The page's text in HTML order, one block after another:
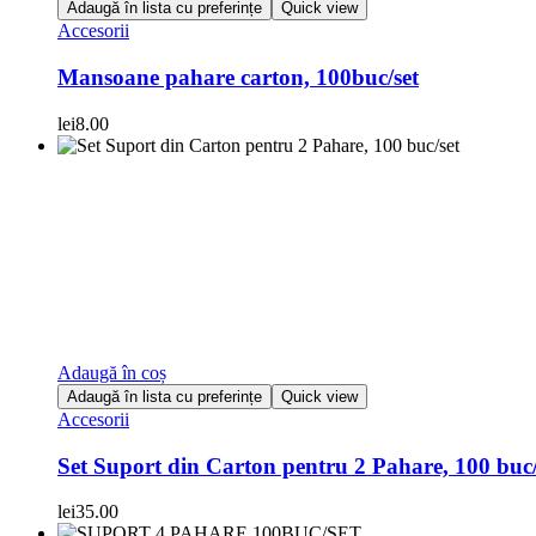
Adaugă în lista cu preferințe Quick view
Accesorii
Mansoane pahare carton, 100buc/set
lei8.00
Adaugă în coș
Adaugă în lista cu preferințe Quick view
Accesorii
Set Suport din Carton pentru 2 Pahare, 100
lei35.00